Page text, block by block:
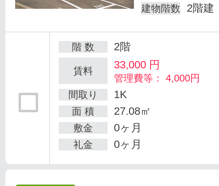
建物階数 2階建
階 数 2階
賃料 33,000 円
管理費等： 4,000円
間取り
1K
面 積 27.08㎡
敷金 0ヶ月
礼金 0ヶ月